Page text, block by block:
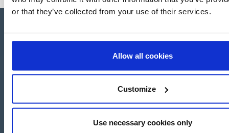
or that they’ve collected from your use of their services.
Allow all cookies
Customize
Use necessary cookies only
Pol. Ind. "El Carrascot"
+34 962 200 502